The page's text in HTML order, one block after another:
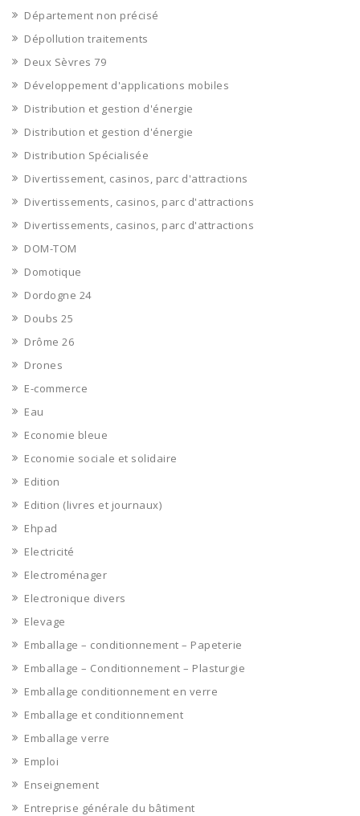
Département non précisé
Dépollution traitements
Deux Sèvres 79
Développement d'applications mobiles
Distribution et gestion d'énergie
Distribution et gestion d'énergie
Distribution Spécialisée
Divertissement, casinos, parc d'attractions
Divertissements, casinos, parc d'attractions
Divertissements, casinos, parc d'attractions
DOM-TOM
Domotique
Dordogne 24
Doubs 25
Drôme 26
Drones
E-commerce
Eau
Economie bleue
Economie sociale et solidaire
Edition
Edition (livres et journaux)
Ehpad
Electricité
Electroménager
Electronique divers
Elevage
Emballage – conditionnement – Papeterie
Emballage – Conditionnement – Plasturgie
Emballage conditionnement en verre
Emballage et conditionnement
Emballage verre
Emploi
Enseignement
Entreprise générale du bâtiment